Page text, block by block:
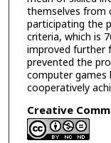
themselves from
participating the
criteria, which is
improved further
prevented the
computer games
cooperatively
Creative